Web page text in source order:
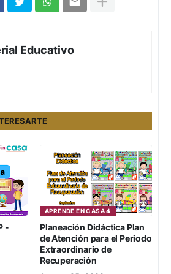
Educativo
-
APRENDE EN CASA 4
Planeación Didáctica Plan
de Atención para el Periodo
Extraordinario de
Recuperación